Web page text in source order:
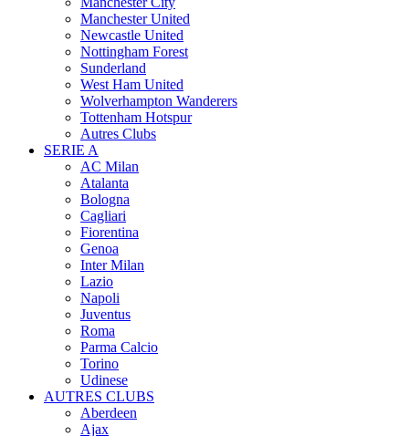
Manchester United
Newcastle United
Nottingham Forest
Sunderland
West Ham United
Wolverhampton Wanderers
Tottenham Hotspur
Autres Clubs
SERIE A
AC Milan
Atalanta
Bologna
Cagliari
Fiorentina
Genoa
Inter Milan
Lazio
Napoli
Juventus
Roma
Parma Calcio
Torino
Udinese
AUTRES CLUBS
Aberdeen
Ajax